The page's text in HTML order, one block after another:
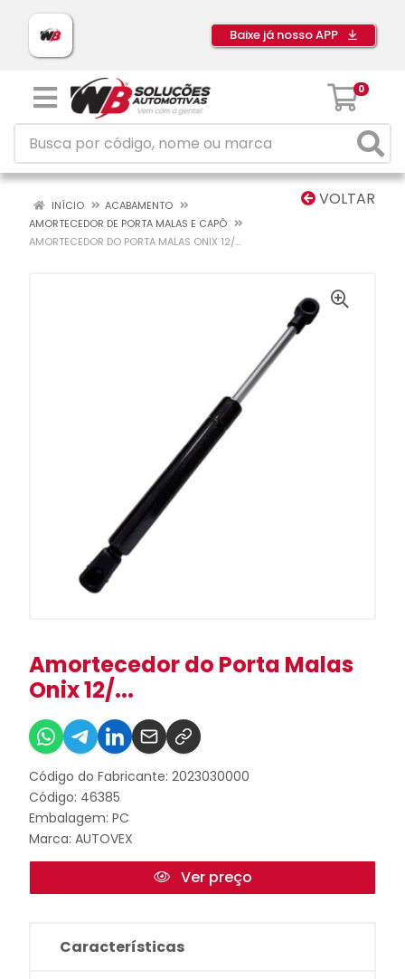
Baixe já nosso APP
0
VOLTAR
INÍCIO
ACABAMENTO
AMORTECEDOR DE PORTA MALAS E CAPÔ
AMORTECEDOR DO PORTA MALAS ONIX 12/...
Amortecedor do Porta Malas
Onix 12/...
Código do Fabricante: 2023030000
Código: 46385
Embalagem: PC
Marca: AUTOVEX
Ver preço
Características